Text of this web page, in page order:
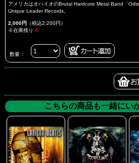
アメリカはオハイオのBrutal Hardcore Metal Band「
Unique Leader Records。
2,000円 （税込2,200円）
※在庫残り 4
数量：
こちらの商品も一緒にい